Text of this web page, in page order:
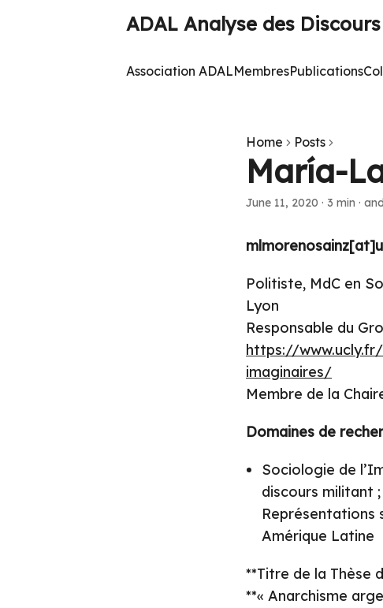
ADAL Analyse des
Association ADALMembresPublications
Home Posts
María-
June 11, 2020 · 3 min · and
Politiste, MdC en
Lyon
Responsable du
https://
imaginaires/
Membre de la
Domaines de
Sociologie de
discours militant
Représentations
Amérique Latine
**Titre de la Thèse
**« Anarchisme